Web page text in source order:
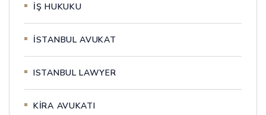
İŞ HUKUKU
İSTANBUL AVUKAT
ISTANBUL LAWYER
KİRA AVUKATI